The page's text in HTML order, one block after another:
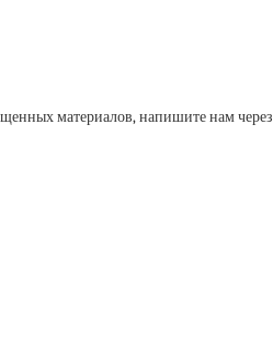
материалов, напишите нам через